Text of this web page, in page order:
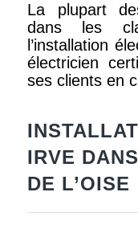
La plupart
dans les
l’installation
électricien
ses clients en
IRVE
DE L’OISE